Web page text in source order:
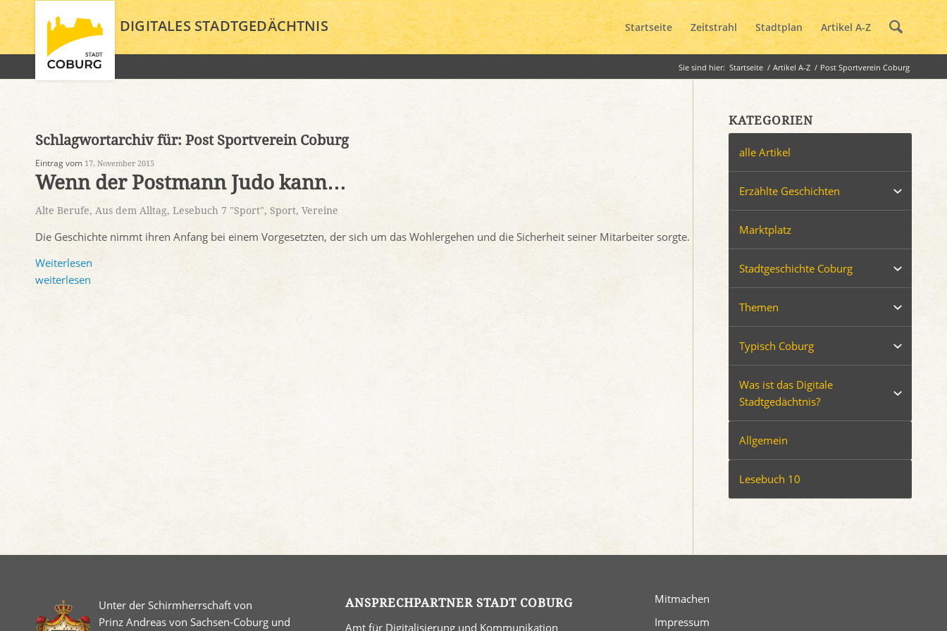
DIGITALES STADTGEDÄCHTNIS Startseite Zeitstrahl Stadtplan Artikel A-Z
Sie sind hier: Startseite / Artikel A-Z / Post Sportverein Coburg
Schlagwortarchiv für: Post Sportverein Coburg
Eintrag vom 17. November 2015
Wenn der Postmann Judo kann…
Alte Berufe, Aus dem Alltag, Lesebuch 7 "Sport", Sport, Vereine
Die Geschichte nimmt ihren Anfang bei einem Vorgesetzten, der sich um das Wohlergehen und die Sicherheit seiner Mitarbeiter sorgte.
Weiterlesen
weiterlesen
KATEGORIEN
alle Artikel
Erzählte Geschichten
Marktplatz
Stadtgeschichte Coburg
Themen
Typisch Coburg
Was ist das Digitale
Stadtgedächtnis?
Allgemein
Lesebuch 10
Unter der Schirmherrschaft von
Prinz Andreas von Sachsen-Coburg und
ANSPRECHPARTNER STADT COBURG
Amt für Digitalisierung und Kommunikation
Mitmachen
Impressum